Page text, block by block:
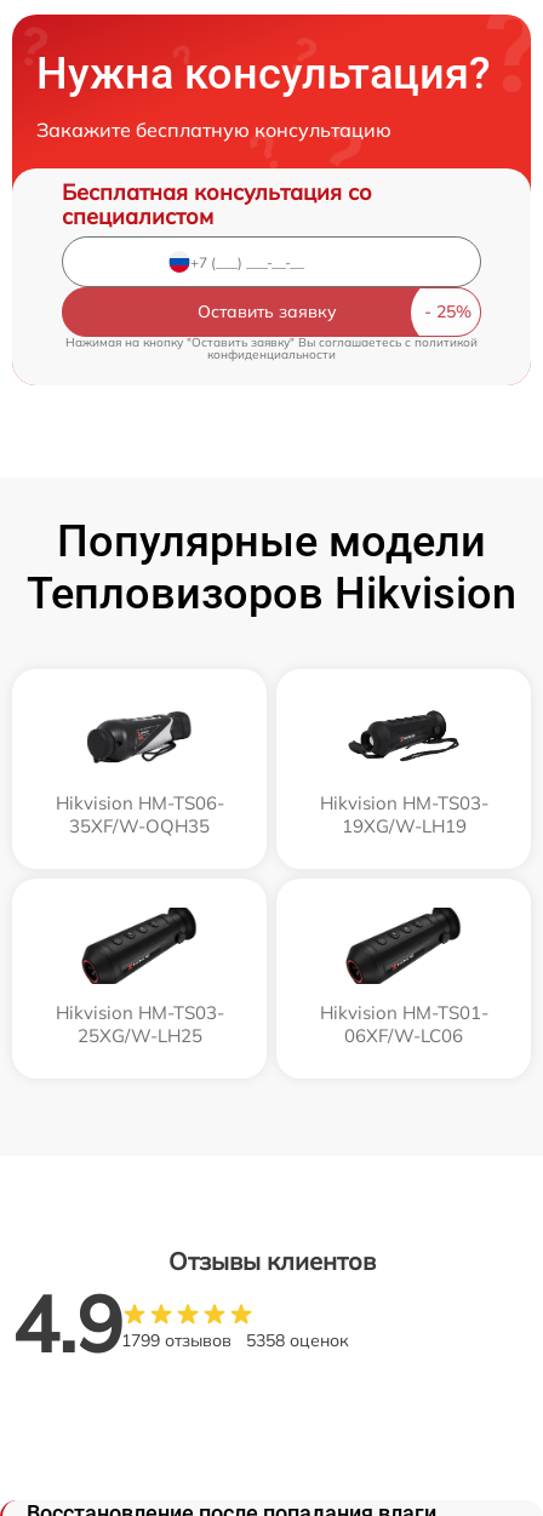
Нужна консультация?
Закажите бесплатную консультацию
Бесплатная консультация со
специалистом
Оставить заявку
Нажимая на кнопку "Оставить заявку" Вы соглашаетесь cполитикой
конфиденциальности
Популярные модели
Тепловизоров Hikvision
Hikvision HM-TS06-
35XF/W-OQH35
Hikvision HM-TS03-
19XG/W-LH19
Hikvision HM-TS03-
25XG/W-LH25
Hikvision HM-TS01-
06XF/W-LC06
Отзывы клиентов
4.91799 отзывов 5358 оценок